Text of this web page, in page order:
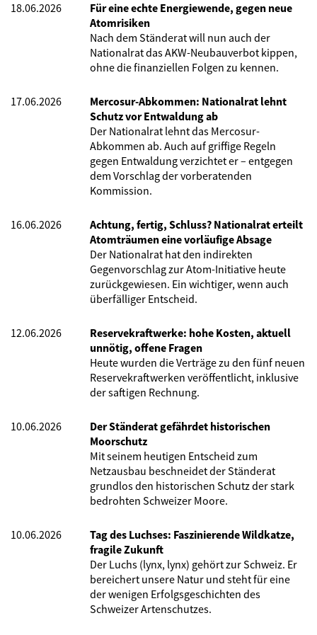
18.06.2026
Für eine echte Energiewende, gegen neue
Atomrisiken
Nach dem Ständerat will nun auch der
Nationalrat das AKW-Neubauverbot kippen,
ohne die finanziellen Folgen zu kennen.
17.06.2026
Mercosur-Abkommen: Nationalrat lehnt
Schutz vor Entwaldung ab
Der Nationalrat lehnt das Mercosur-
Abkommen ab. Auch auf griffige Regeln
gegen Entwaldung verzichtet er – entgegen
dem Vorschlag der vorberatenden
Kommission.
16.06.2026
Achtung, fertig, Schluss? Nationalrat erteilt
Atomträumen eine vorläufige Absage
Der Nationalrat hat den indirekten
Gegenvorschlag zur Atom-Initiative heute
zurückgewiesen. Ein wichtiger, wenn auch
überfälliger Entscheid.
12.06.2026
Reservekraftwerke: hohe Kosten, aktuell
unnötig, offene Fragen
Heute wurden die Verträge zu den fünf neuen
Reservekraftwerken veröffentlicht, inklusive
der saftigen Rechnung.
10.06.2026
Der Ständerat gefährdet historischen
Moorschutz
Mit seinem heutigen Entscheid zum
Netzausbau beschneidet der Ständerat
grundlos den historischen Schutz der stark
bedrohten Schweizer Moore.
10.06.2026
Tag des Luchses: Faszinierende Wildkatze,
fragile Zukunft
Der Luchs (lynx, lynx) gehört zur Schweiz. Er
bereichert unsere Natur und steht für eine
der wenigen Erfolgsgeschichten des
Schweizer Artenschutzes.